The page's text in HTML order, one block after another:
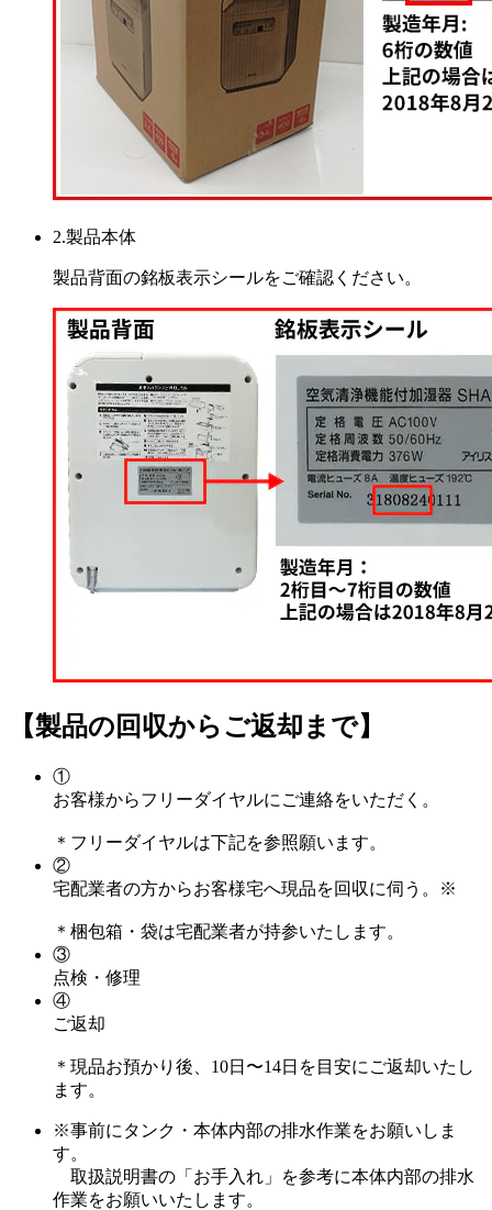
2.製品本体
製品背面の銘板表示シールをご確認ください。
【製品の回収からご返却まで】
①
お客様からフリーダイヤルにご連絡をいただく。
＊フリーダイヤルは下記を参照願います。
②
宅配業者の方からお客様宅へ現品を回収に伺う。※
＊梱包箱・袋は宅配業者が持参いたします。
③
点検・修理
④
ご返却
＊現品お預かり後、10日〜14日を目安にご返却いたし
ます。
※事前にタンク・本体内部の排水作業をお願いしま
す。
取扱説明書の「お手入れ」を参考に本体内部の排水
作業をお願いいたします。